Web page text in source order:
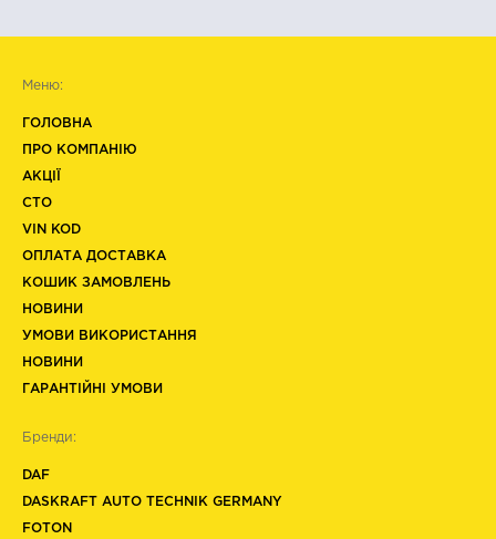
Меню:
ГОЛОВНА
ПРО КОМПАНІЮ
АКЦІЇ
СТО
VIN KOD
ОПЛАТА ДОСТАВКА
КОШИК ЗАМОВЛЕНЬ
НОВИНИ
УМОВИ ВИКОРИСТАННЯ
НОВИНИ
ГАРАНТІЙНІ УМОВИ
Бренди:
DAF
DASKRAFT AUTO TECHNIK GERMANY
FOTON